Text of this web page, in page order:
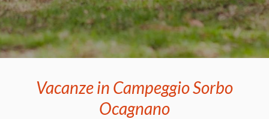
Vacanze in Campeggio Sorbo
Ocagnano